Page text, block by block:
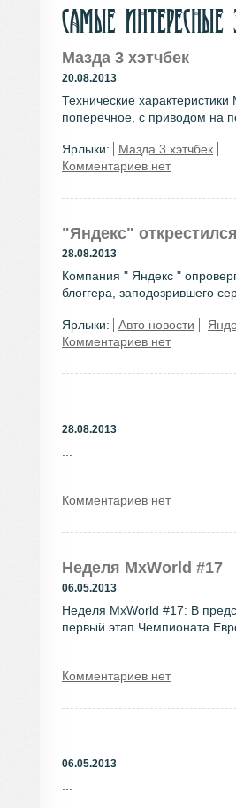
Самые интересные
Мазда 3 хэтчбек
20.08.2013
Технические
поперечное, с приводом на
Ярлыки:
Мазда 3 хэтчбек
Комментариев нет
"Яндекс"
28.08.2013
Компания " Яндекс "
блоггера, заподозрившего
Ярлыки: Авто новости
Комментариев нет
28.08.2013
Комментариев нет
Неделя MxWorld #17
06.05.2013
Неделя MxWorld #17: В
первый этап Чемпионата
Комментариев нет
06.05.2013